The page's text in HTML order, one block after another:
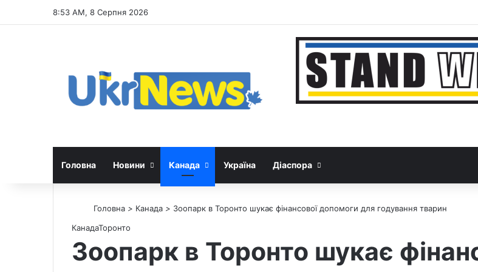
8:53 AM, 8 Серпня 2026
Головна Новини Канада Україна Діаспора
Головна > Канада > Зоопарк в Торонто шукає фінансової допомоги для годування тварин
КанадаТоронто
Зоопарк в Торонто шукає